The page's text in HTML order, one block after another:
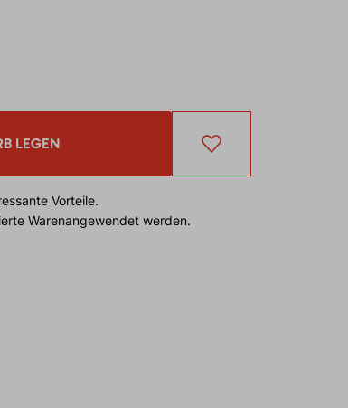
LEGEN
Vorteile.
Warenangewendet werden.